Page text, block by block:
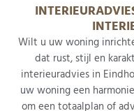
Wilt u uw woning
dat rust, stijl en
interieuradvies in
uw woning een
om een totaalplan of